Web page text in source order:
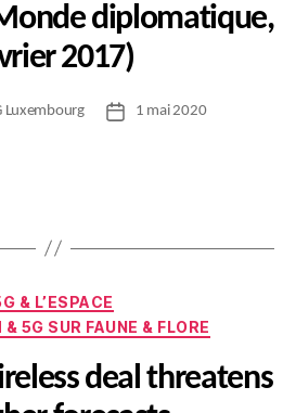
diplomatique,
2017)
Luxembourg
Date1 mai 2020
Catégories
& L’ESPACE
& 5G SUR FAUNE & FLORE
deal threatens